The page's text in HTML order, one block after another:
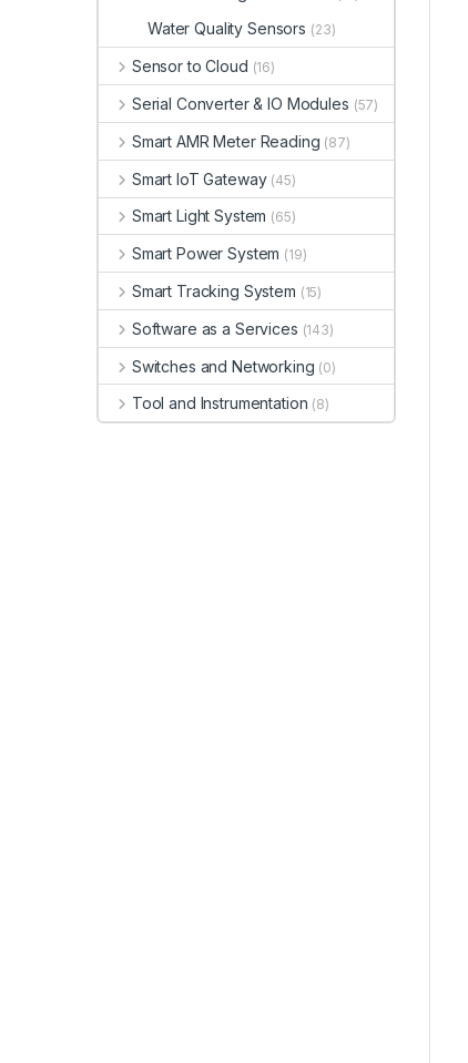
Water Quality Sensors (23)
Sensor to Cloud (16)
Serial Converter & IO Modules (57)
Smart AMR Meter Reading (87)
Smart IoT Gateway (45)
Smart Light System (65)
Smart Power System (19)
Smart Tracking System (15)
Software as a Services (143)
Switches and Networking (0)
Tool and Instrumentation (8)